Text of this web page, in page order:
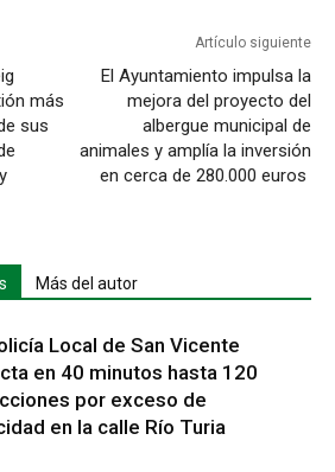
más
sus
Artículo siguiente
El Ayuntamiento impulsa la
mejora del proyecto del
albergue municipal de
animales y amplía la inversión
en cerca de 280.000 euros
Más del autor
Local de San Vicente
en 40 minutos hasta 120
por exceso de
en la calle Río Turia